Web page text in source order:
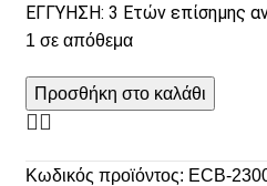
ΕΓΓΥΗΣΗ: 3 Ετών επίσημης
1 σε απόθεμα
Προσθήκη στο καλάθι
Κωδικός προϊόντος: ECB-